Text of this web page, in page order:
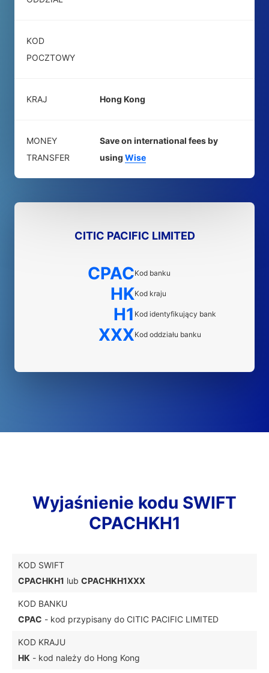
KOD
POCZTOWY
KRAJ Hong Kong
MONEY
TRANSFER
Save on international fees by
using Wise
CITIC PACIFIC LIMITED
CPACKod banku
HKKod kraju
H1 Kod identyfikujący bank
XXXKod oddziału banku
Wyjaśnienie kodu SWIFT
CPACHKH1
KOD SWIFT
CPACHKH1 lub CPACHKH1XXX
KOD BANKU
CPAC - kod przypisany do CITIC PACIFIC LIMITED
KOD KRAJU
HK - kod należy do Hong Kong